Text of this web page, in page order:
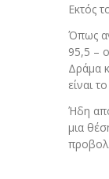
Εκτός
Όπως
95,5 –
Δράμα
είναι
Ήδη
μια